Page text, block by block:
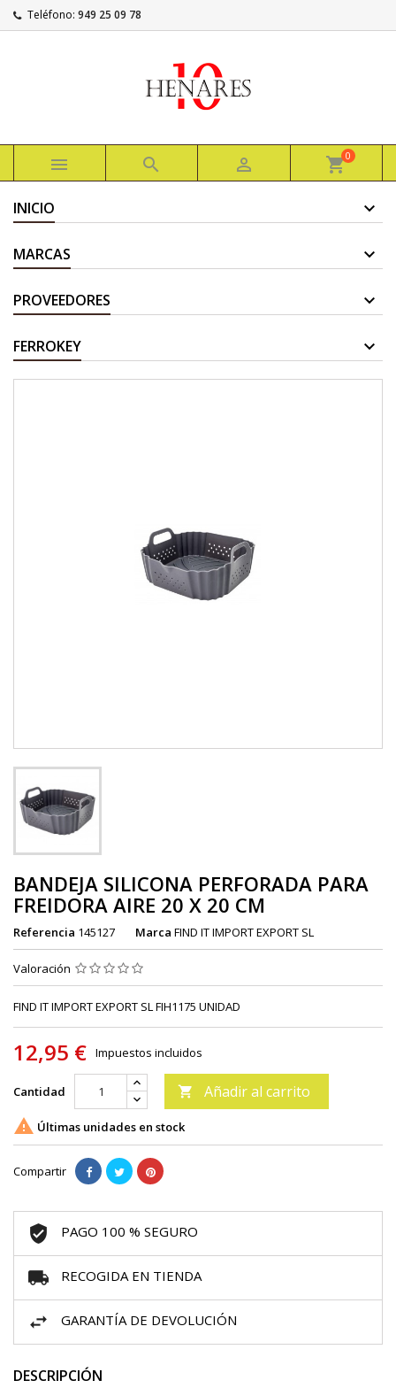
Teléfono: 949 25 09 78
   shopping_cart0
INICIO
MARCAS
PROVEEDORES
FERROKEY
BANDEJA SILICONA PERFORADA PARA
FREIDORA AIRE 20 X 20 CM
Referencia 145127 Marca FIND IT IMPORT EXPORT SL
Valoración
FIND IT IMPORT EXPORT SL FIH1175 UNIDAD
12,95 € Impuestos incluidos
Cantidad  Añadir al carrito
 Últimas unidades en stock
Compartir
PAGO 100 % SEGURO
RECOGIDA EN TIENDA
GARANTÍA DE DEVOLUCIÓN
DESCRIPCIÓN